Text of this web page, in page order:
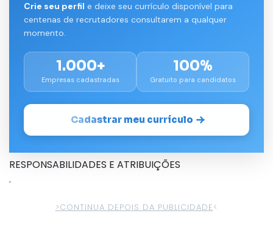
Crie seu perfil e deixe seu currículo disponível para
centenas de recrutadores consultarem a qualquer
momento.
1.000+
Empresas cadastradas
100%
Gratuito para candidatos
Cadastrar meu currículo
RESPONSABILIDADES E ATRIBUIÇÕES
.
>CONTINUA DEPOIS DA PUBLICIDADE<